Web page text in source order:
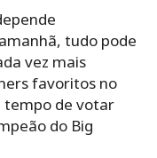
tudo pode
vez mais
favoritos no
tempo de votar
do Big